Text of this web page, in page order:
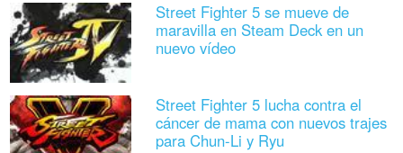
Street Fighter 5 se mueve de
maravilla en Steam Deck en un
nuevo vídeo
Street Fighter 5 lucha contra el
cáncer de mama con nuevos trajes
para Chun-Li y Ryu